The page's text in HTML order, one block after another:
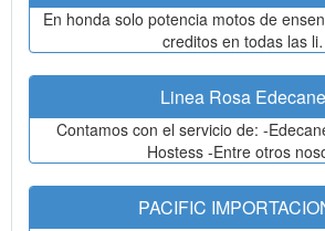
En honda solo potencia motos de
creditos en todas las
Linea Rosa
Contamos con el servicio de: -
Hostess -Entre otros
PACIFIC